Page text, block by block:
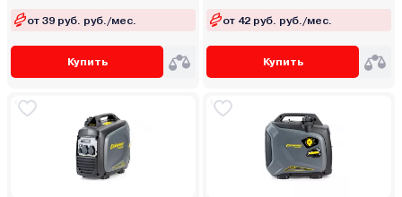
от 39 руб. руб./мес.
Купить
от 42 руб. руб./мес.
Купить